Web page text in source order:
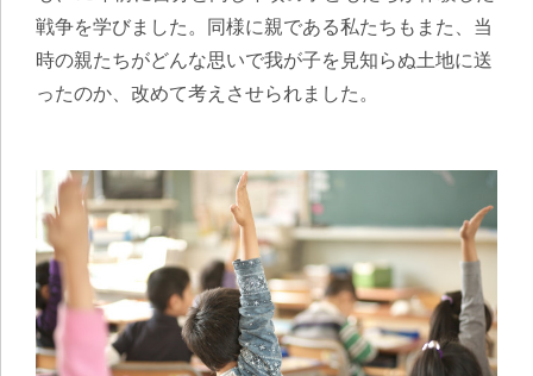
戦争を学びました。同様に親である私たちもまた、当
時の親たちがどんな思いで我が子を見知らぬ土地に送
ったのか、改めて考えさせられました。